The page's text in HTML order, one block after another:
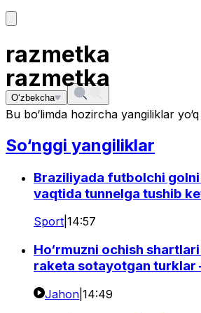
razmetka
O‘zbekcha
razmetka
Bu bo‘limda hozircha yangiliklar yo‘q
So‘nggi yangiliklar
Braziliyada futbolchi
vaqtida tunnelga tushib
Sport 14:57
Ho‘rmuzni ochish
raketa sotayotgan turklar
Jahon 14:49